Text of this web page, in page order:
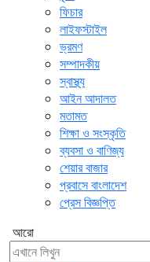
ফিচার
লাইফস্টাইল
ভ্রমণ
সম্পাদকীয়
স্বাস্থ্য
আইন আদালত
মতামত
শিক্ষা ও সংস্কৃতি
ব্যবসা ও বাণিজ্য
শেয়ার বাজার
প্রবাসে বাংলাদেশ
প্রেস বিজ্ঞপ্তি
আরো